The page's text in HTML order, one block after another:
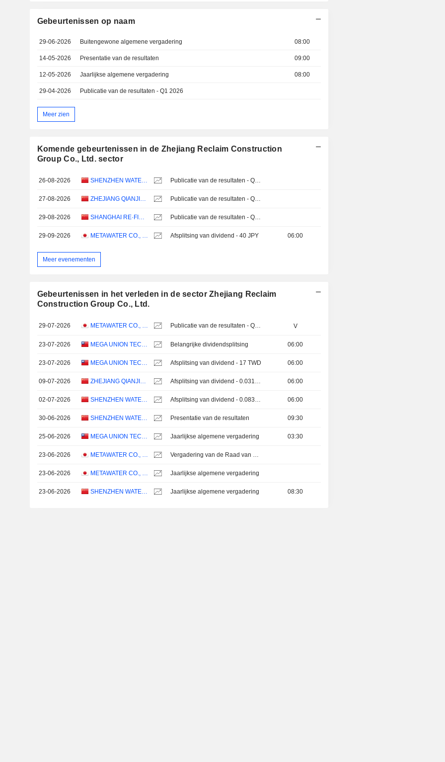
Gebeurtenissen op naam
29-06-2026 Buitengewone algemene vergadering 08:00
14-05-2026 Presentatie van de resultaten 09:00
12-05-2026 Jaarlijkse algemene vergadering 08:00
29-04-2026 Publicatie van de resultaten - Q1 2026
Meer zien
Komende gebeurtenissen in de Zhejiang Reclaim Construction
Group Co., Ltd. sector
26-08-2026 SHENZHEN WATER PLANNING & DESIGN INSTITUTE CO., LTD. Publicatie van de resultaten - Q2 2026
27-08-2026 ZHEJIANG QIANJIANG BIOCHEMICAL CO., LTD Publicatie van de resultaten - Q2 2026
29-08-2026 SHANGHAI RE·FINE ENVIRONMENT SCI-TECH LTD. Publicatie van de resultaten - Q2 2026
29-09-2026 METAWATER CO., LTD. Afsplitsing van dividend - 40 JPY 06:00
Meer evenementen
Gebeurtenissen in het verleden in de sector Zhejiang Reclaim
Construction Group Co., Ltd.
29-07-2026 METAWATER CO., LTD. Publicatie van de resultaten - Q1 2027 V
23-07-2026 MEGA UNION TECHNOLOGY INC. Belangrijke dividendsplitsing 06:00
23-07-2026 MEGA UNION TECHNOLOGY INC. Afsplitsing van dividend - 17 TWD 06:00
09-07-2026 ZHEJIANG QIANJIANG BIOCHEMICAL CO., LTD Afsplitsing van dividend - 0.031 CNY 06:00
02-07-2026 SHENZHEN WATER PLANNING & DESIGN INSTITUTE CO., LTD. Afsplitsing van dividend - 0.083 CNY 06:00
30-06-2026 SHENZHEN WATER PLANNING & DESIGN INSTITUTE CO., LTD. Presentatie van de resultaten 09:30
25-06-2026 MEGA UNION TECHNOLOGY INC. Jaarlijkse algemene vergadering 03:30
23-06-2026 METAWATER CO., LTD. Vergadering van de Raad van Bestuur
23-06-2026 METAWATER CO., LTD. Jaarlijkse algemene vergadering
23-06-2026 SHENZHEN WATER PLANNING & DESIGN INSTITUTE CO., LTD. Jaarlijkse algemene vergadering 08:30